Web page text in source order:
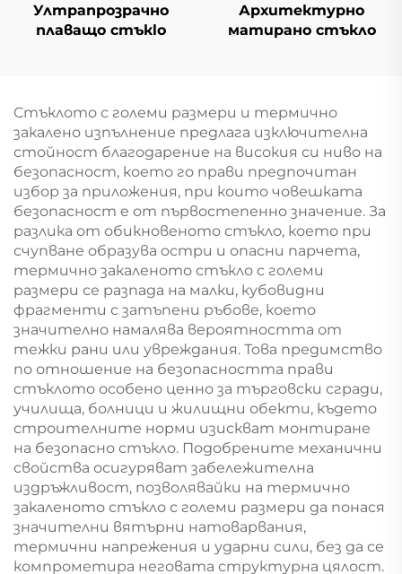
Ултрапрозрачно
плаващо стъкlo
Архитектурно
матирано стъкло
Стъклото с големи размери и термично
закалено изпълнение предлага изключителна
стойност благодарение на високия си ниво на
безопасност, което го прави предпочитан
избор за приложения, при които човешката
безопасност е от първостепенно значение. За
разлика от обикновеното стъкло, което при
счупване образува остри и опасни парчета,
термично закаленото стъкло с големи
размери се разпада на малки, кубовидни
фрагменти с затъпени ръбове, което
значително намалява вероятността от
тежки рани или увреждания. Това предимство
по отношение на безопасността прави
стъклото особено ценно за търговски сгради,
училища, болници и жилищни обекти, където
строителните норми изискват монтиране
на безопасно стъкло. Подобрените механични
свойства осигуряват забележителна
издръжливост, позволявайки на термично
закаленото стъкло с големи размери да понася
значителни вятърни натоварвания,
термични напрежения и ударни сили, без да се
компрометира неговата структурна цялост.